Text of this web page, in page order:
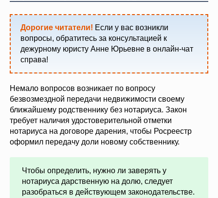
Дорогие читатели! Если у вас возникли
вопросы, обратитесь за консультацией к
дежурному юристу Анне Юрьевне в онлайн-чат
справа!
Немало вопросов возникает по вопросу
безвозмездной передачи недвижимости своему
ближайшему родственнику без нотариуса. Закон
требует наличия удостоверительной отметки
нотариуса на договоре дарения, чтобы Росреестр
оформил передачу доли новому собственнику.
Чтобы определить, нужно ли заверять у
нотариуса дарственную на долю, следует
разобраться в действующем законодательстве.